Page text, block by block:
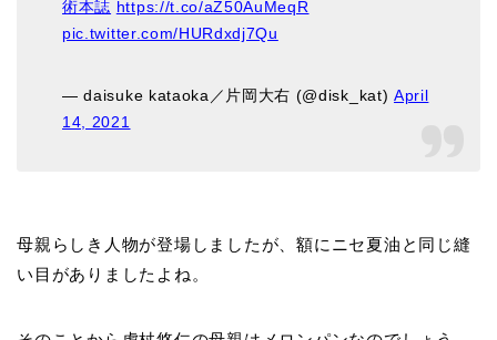
術本誌 https://t.co/aZ50AuMeqR
pic.twitter.com/HURdxdj7Qu
— daisuke kataoka／片岡大右 (@disk_kat) April
14, 2021
母親らしき人物が登場しましたが、額にニセ夏油と同じ縫
い目がありましたよね。